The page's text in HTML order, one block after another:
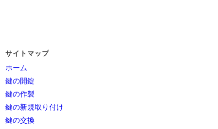
サイトマップ
ホーム
鍵の開錠
鍵の作製
鍵の新規取り付け
鍵の交換